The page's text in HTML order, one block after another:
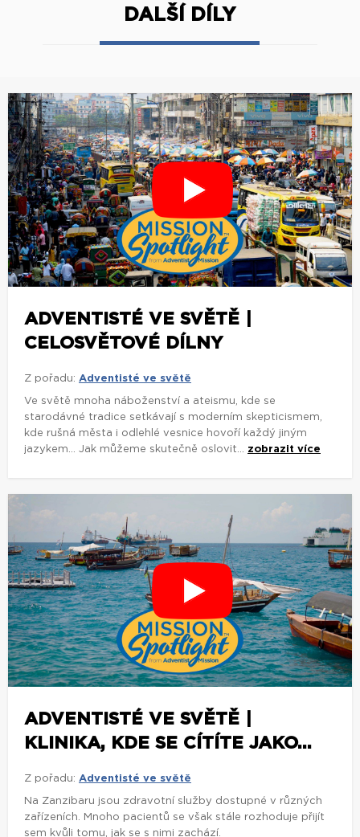
DALŠÍ DÍLY
ADVENTISTÉ VE SVĚTĚ |
CELOSVĚTOVÉ DÍLNY
Z pořadu: Adventisté ve světě
Ve světě mnoha náboženství a ateismu, kde se
starodávné tradice setkávají s moderním skepticismem,
kde rušná města i odlehlé vesnice hovoří každý jiným
jazykem... Jak můžeme skutečně oslovit... zobrazit více
ADVENTISTÉ VE SVĚTĚ |
KLINIKA, KDE SE CÍTÍTE JAKO...
Z pořadu: Adventisté ve světě
Na Zanzibaru jsou zdravotní služby dostupné v různých
zařízeních. Mnoho pacientů se však stále rozhoduje přijít
sem kvůli tomu, jak se s nimi zachází.